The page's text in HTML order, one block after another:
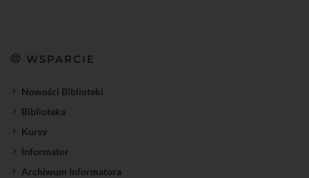
WSPARCIE
Nowości Biblioteki
Biblioteka
Kursy
Informator
Archiwum Informatora